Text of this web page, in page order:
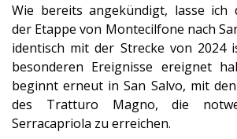
Wie bereits angekündigt, lasse ich
der Etappe von Montecilfone nach
identisch mit der Strecke von 2024
besonderen Ereignisse ereignet
beginnt erneut in San Salvo, mit
des Tratturo Magno, die
Serracapriola zu erreichen.